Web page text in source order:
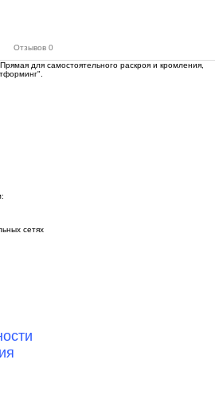
Отзывов 0
для самостоятельного раскроя и кромления,
сетях